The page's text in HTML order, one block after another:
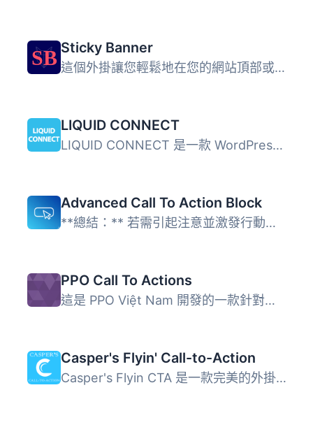
Sticky Banner
這個外掛讓您輕鬆地在您的網站頂部或底部顯示一個固定的公告...
LIQUID CONNECT
LIQUID CONNECT 是一款 WordPress 外掛，提供基於規則的聊天...
Advanced Call To Action Block
**總結：** 若需引起注意並激發行動，"Call To Action ...
PPO Call To Actions
這是 PPO Việt Nam 開發的一款針對介紹、產品或服務網站的適...
Casper's Flyin' Call-to-Action
Casper's Flyin CTA 是一款完美的外掛程式，用於宣布或呼籲行...